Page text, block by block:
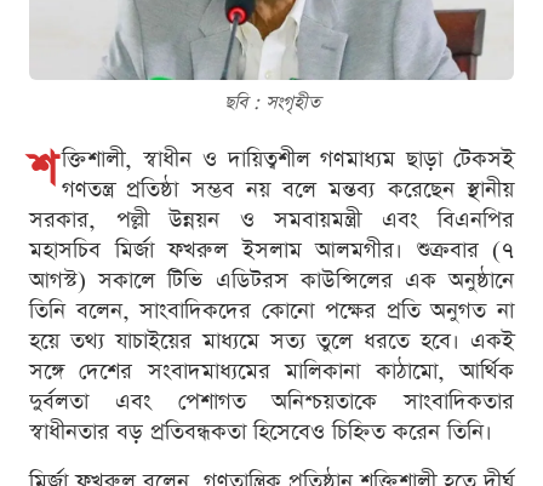
ছবি : সংগৃহীত
শ ক্তিশালী, স্বাধীন ও দায়িত্বশীল গণমাধ্যম ছাড়া টেকসই
গণতন্ত্র প্রতিষ্ঠা সম্ভব নয় বলে মন্তব্য করেছেন স্থানীয়
সরকার, পল্লী উন্নয়ন ও সমবায়মন্ত্রী এবং বিএনপির
মহাসচিব মির্জা ফখরুল ইসলাম আলমগীর। শুক্রবার (৭
আগস্ট) সকালে টিভি এডিটরস কাউন্সিলের এক অনুষ্ঠানে
তিনি বলেন, সাংবাদিকদের কোনো পক্ষের প্রতি অনুগত না
হয়ে তথ্য যাচাইয়ের মাধ্যমে সত্য তুলে ধরতে হবে। একই
সঙ্গে দেশের সংবাদমাধ্যমের মালিকানা কাঠামো, আর্থিক
দুর্বলতা এবং পেশাগত অনিশ্চয়তাকে সাংবাদিকতার
স্বাধীনতার বড় প্রতিবন্ধকতা হিসেবেও চিহ্নিত করেন তিনি।